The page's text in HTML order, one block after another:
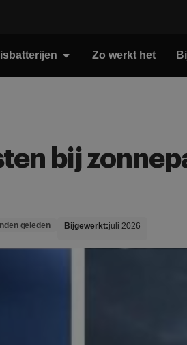
Zo werkt het
bij
geleden Bijgewerkt:juli 2026